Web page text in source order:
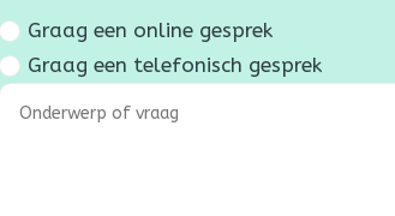
Graag een online gesprek
Graag een telefonisch gesprek